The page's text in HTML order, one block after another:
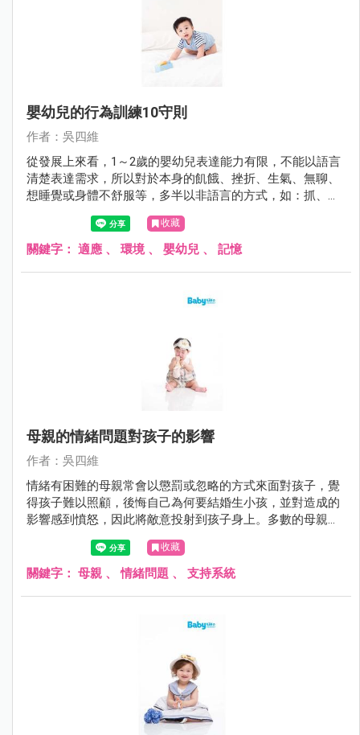
嬰幼兒的行為訓練10守則
作者：吳四維
從發展上來看，1～2歲的嬰幼兒表達能力有限，不能以語言
清楚表達需求，所以對於本身的飢餓、挫折、生氣、無聊、
想睡覺或身體不舒服等，多半以非語言的方式，如：抓、咬
或者打照顧者來吸引大人的注意以獲得滿足。許多的父母或
照顧者卻把這些行為當成是暴力行為的前哨戰，照顧者要試
著去解讀這些行為的背後意義，不要把這些動作當成沒有禮
收藏
關鍵字： 適應 、 環境、 嬰幼兒 、 記憶
母親的情緒問題對孩子的影響
作者：吳四維
情緒有困難的母親常會以懲罰或忽略的方式來面對孩子，覺
得孩子難以照顧，後悔自己為何要結婚生小孩，並對造成的
影響感到憤怒，因此將敵意投射到孩子身上。多數的母親都
知道自己的情緒會影響到孩子，事後也會對孩子感到內疚與
自責，但多半不知道如何改變也不知道找誰來協助。
收藏
關鍵字： 母親 、情緒問題 、 支持系統